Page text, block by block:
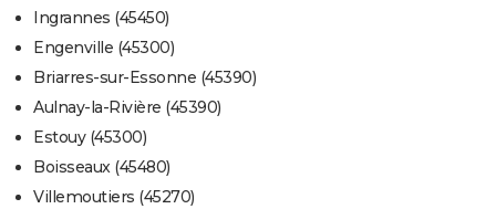
Ingrannes (45450)
Engenville (45300)
Briarres-sur-Essonne (45390)
Aulnay-la-Rivière (45390)
Estouy (45300)
Boisseaux (45480)
Villemoutiers (45270)